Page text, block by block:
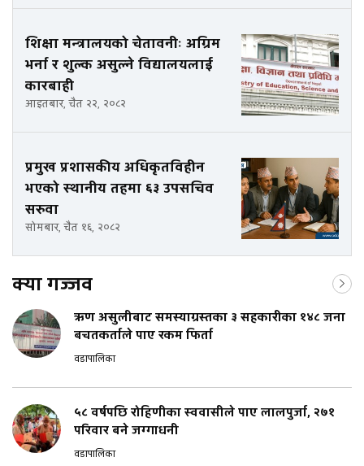
शिक्षा मन्त्रालयको चेतावनीः अग्रिम
भर्ना र शुल्क असुल्ने विद्यालयलाई
कारबाही
आइतबार, चैत २२, २०८२
प्रमुख प्रशासकीय अधिकृतविहीन
भएको स्थानीय तहमा ६३ उपसचिव
सरुवा
सोमबार, चैत १६, २०८२
क्या गज्जव
ऋण असुलीबाट समस्याग्रस्तका ३ सहकारीका १४८ जना
बचतकर्ताले पाए रकम फिर्ता
वडापालिका
५८ वर्षपछि रोहिणीका स्ववासीले पाए लालपुर्जा, २७१
परिवार बने जग्गाधनी
वडापालिका